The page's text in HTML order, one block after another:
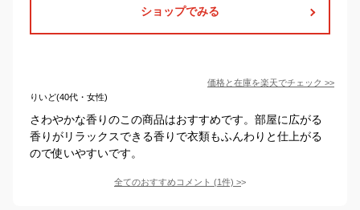
ショップでみる
価格と在庫を楽天でチェック >>
りいど(40代・女性)
さわやかな香りのこの商品はおすすめです。部屋に広がる
香りがリラックスできる香りで衣類もふんわりと仕上がる
ので使いやすいです。
全てのおすすめコメント (1件) >